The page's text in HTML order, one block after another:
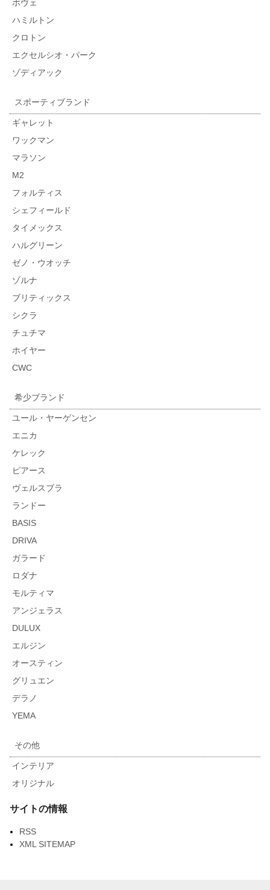
ボヴェ
ハミルトン
クロトン
エクセルシオ・パーク
ゾディアック
スポーティブランド
ギャレット
ワックマン
マラソン
M2
フォルティス
シェフィールド
タイメックス
ハルグリーン
ゼノ・ウオッチ
ゾルナ
ブリティックス
シクラ
チュチマ
ホイヤー
CWC
希少ブランド
ユール・ヤーゲンセン
エニカ
ケレック
ピアース
ヴェルスブラ
ランドー
BASIS
DRIVA
ガラード
ロダナ
モルティマ
アンジェラス
DULUX
エルジン
オースティン
グリュエン
デラノ
YEMA
その他
インテリア
オリジナル
サイトの情報
RSS
XML SITEMAP